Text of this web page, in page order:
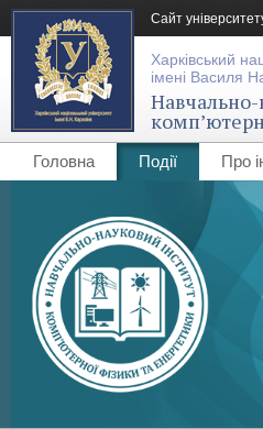
Сайт
Харківський
імені Василя
Навчально-
Головна Події Про